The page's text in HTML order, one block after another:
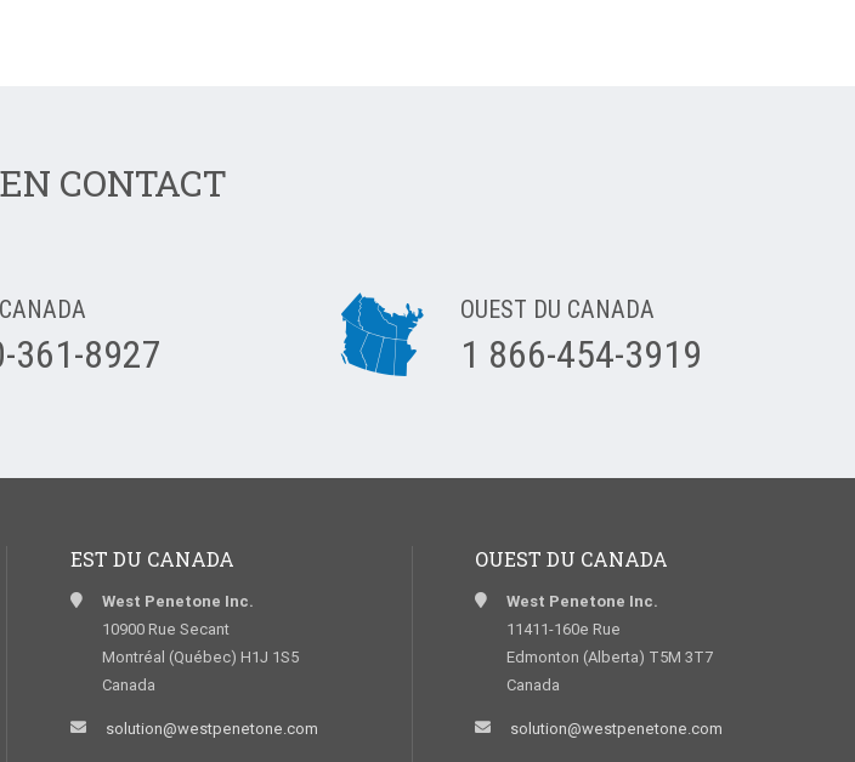
CONTACT
361-8927
OUEST DU CANADA
1 866-454-3919
EST DU CANADA
West Penetone Inc.
10900 Rue Secant
Montréal (Québec) H1J 1S5
Canada
solution@westpenetone.com
OUEST DU CANADA
West Penetone Inc.
11411-160e Rue
Edmonton (Alberta) T5M 3T7
Canada
solution@westpenetone.com